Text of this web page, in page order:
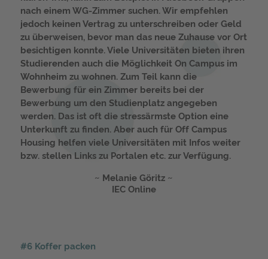
nach einem WG-Zimmer suchen. Wir empfehlen
jedoch keinen Vertrag zu unterschreiben oder Geld
zu überweisen, bevor man das neue Zuhause vor Ort
besichtigen konnte. Viele Universitäten bieten ihren
Studierenden auch die Möglichkeit On Campus im
Wohnheim zu wohnen. Zum Teil kann die
Bewerbung für ein Zimmer bereits bei der
Bewerbung um den Studienplatz angegeben
werden. Das ist oft die stressärmste Option eine
Unterkunft zu finden. Aber auch für Off Campus
Housing helfen viele Universitäten mit Infos weiter
bzw. stellen Links zu Portalen etc. zur Verfügung.
Melanie Göritz
IEC Online
#6 Koffer packen